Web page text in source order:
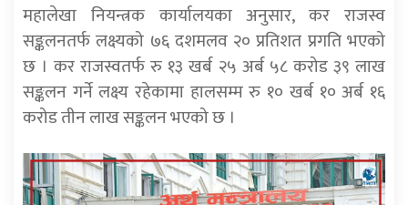
महालेखा नियन्त्रक कार्यालयका अनुसार, कर राजस्व
सङ्कलनतर्फ लक्ष्यको ७६ दशमलव २० प्रतिशत प्रगति भएको
छ । कर राजस्वतर्फ रु १३ खर्ब २५ अर्ब ५८ करोड ३९ लाख
सङ्कलन गर्ने लक्ष्य रहेकामा हालसम्म रु १० खर्ब १० अर्ब १६
करोड तीन लाख सङ्कलन भएको छ ।